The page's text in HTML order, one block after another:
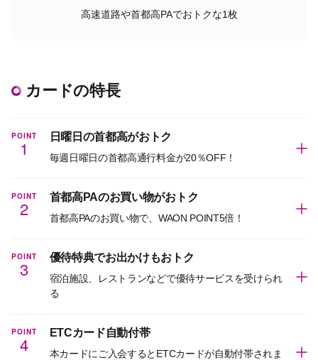
高速道路や首都高PAでおトクな1枚
カードの特長
POINT
1
日曜日の首都高がおトク
毎週日曜日の首都高通行料金が20％OFF！
POINT
2
首都高PAのお買い物がおトク
首都高PAのお買い物で、WAON POINT5倍！
POINT
3
優待特典でお出かけもおトク
宿泊施設、レストランなどで優待サービスを受けられ
る
POINT
4
ETCカード自動付帯
本カードにご入会するとETCカードが自動付帯されま